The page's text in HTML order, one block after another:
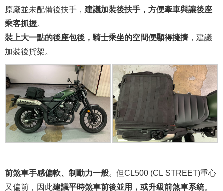
原廠並未配備後扶手， 建議加裝後扶手，方便牽車與讓後座
乘客抓握
裝上大一點的後座包後，騎士乘坐的空間便顯得擁擠 ，建議
加裝後貨架。
前煞車手感偏軟、制動力一般。 但CL500 (CL STREET)重心
又偏前，因此建議平時煞車前後並用，或升級前煞車系統